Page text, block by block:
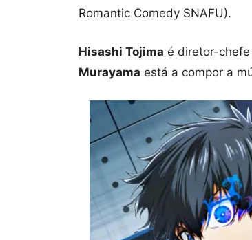
Romantic Comedy SNAFU).
Hisashi Tojima é diretor-
Murayama está a compor a